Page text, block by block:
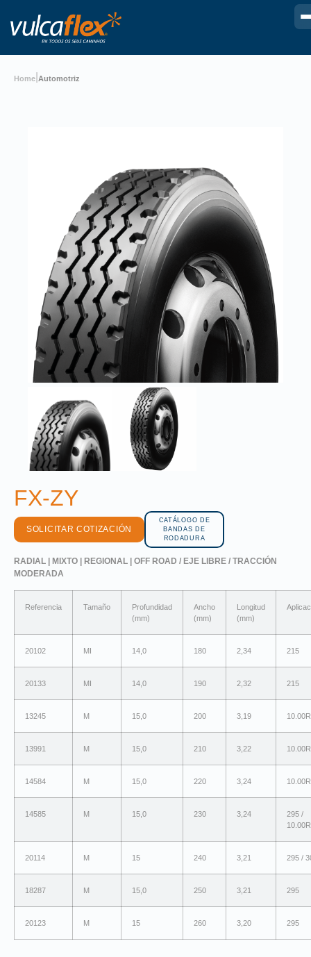
Home Automotriz
FX-ZY
SOLICITAR COTIZACIÓN
CATÁLOGO DE
BANDAS DE
RODADURA
RADIAL | MIXTO | REGIONAL | OFF ROAD / EJE LIBRE / TRACCIÓN
MODERADA
Referencia Tamaño
Profundidad
(mm)
Ancho
(mm)
Longitud
(mm)
20102 MI 14,0 180 2,34 215
20133 MI 14,0 190 2,32 215
13245 M 15,0 200 3,19 10.00R
13991 M 15,0 210 3,22 10.00R
14584 M 15,0 220 3,24 10.00R
14585 M 15,0 230 3,24
295 /
10.00R
20114 M 15 240 3,21 295 /
18287 M 15,0 250 3,21 295
20123 M 15 260 3,20 295